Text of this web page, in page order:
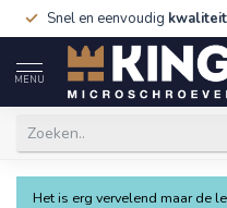
Snel en eenvoudig kwaliteit
MENU
Het is erg vervelend maar de